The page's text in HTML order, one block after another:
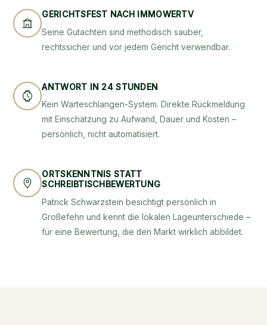
GERICHTSFEST NACH IMMOWERTV
Seine Gutachten sind methodisch sauber,
rechtssicher und vor jedem Gericht verwendbar.
ANTWORT IN 24 STUNDEN
Kein Warteschlangen-System. Direkte Rückmeldung
mit Einschätzung zu Aufwand, Dauer und Kosten –
persönlich, nicht automatisiert.
ORTSKENNTNIS STATT
SCHREIBTISCHBEWERTUNG
Patrick Schwarzstein besichtigt persönlich in
Großefehn und kennt die lokalen Lageunterschiede –
für eine Bewertung, die den Markt wirklich abbildet.